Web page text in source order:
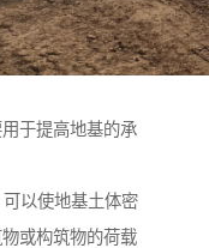
于提高地基的承
以使地基土体密
或构筑物的荷载